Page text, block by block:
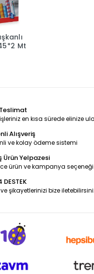
Ekle
Renkli 45*2 Mt
Teslimat
en kısa sürede elinize
Alışveriş
ve kolay ödeme sistemi
Ürün Yelpazesi
ürün ve kampanya seçeneği
şikayetlerinizi bize